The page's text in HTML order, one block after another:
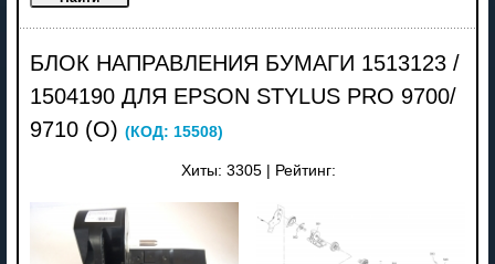
БЛОК НАПРАВЛЕНИЯ БУМАГИ 1513123 /
1504190 ДЛЯ EPSON STYLUS PRO 9700/
9710 (O) (КОД: 15508)
Хиты: 3305 Рейтинг: